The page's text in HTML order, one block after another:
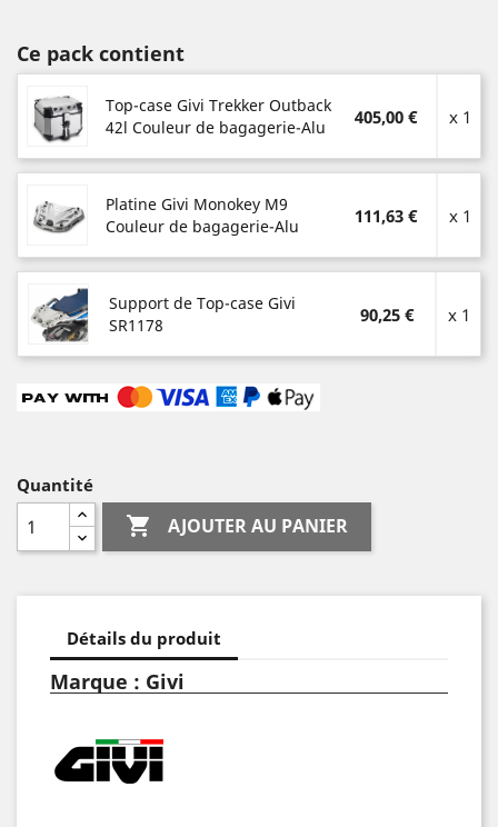
Ce pack contient
Top-case Givi Trekker Outback
42l Couleur de bagagerie-Alu
405,00 € x 1
Platine Givi Monokey M9
Couleur de bagagerie-Alu
111,63 € x 1
Support de Top-case Givi
SR1178
90,25 € x 1
Quantité
 AJOUTER AU PANIER
Détails du produit
Marque : Givi